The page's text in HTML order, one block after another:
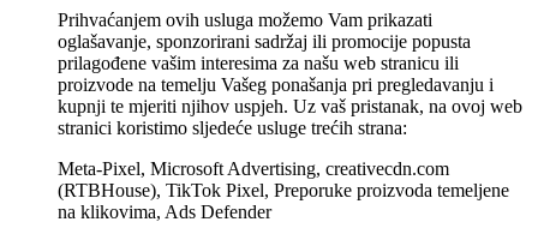
Prihvaćanjem ovih usluga možemo Vam prikazati
oglašavanje, sponzorirani sadržaj ili promocije popusta
prilagođene vašim interesima za našu web stranicu ili
proizvode na temelju Vašeg ponašanja pri pregledavanju i
kupnji te mjeriti njihov uspjeh. Uz vaš pristanak, na ovoj web
stranici koristimo sljedeće usluge trećih strana:
Meta-Pixel, Microsoft Advertising, creativecdn.com
(RTBHouse), TikTok Pixel, Preporuke proizvoda temeljene
na klikovima, Ads Defender